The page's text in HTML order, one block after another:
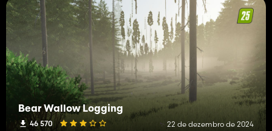
Bear Wallow Logging
46 570 22 de dezembro de 2024